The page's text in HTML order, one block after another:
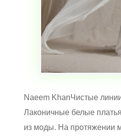
Naeem KhanЧистые
Лаконичные белые
из моды. На протяжении